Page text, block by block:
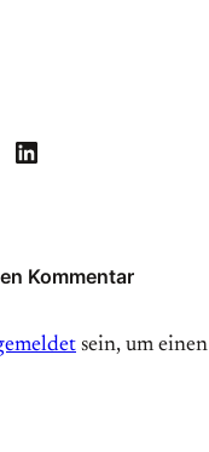
Kommentar
sein, um